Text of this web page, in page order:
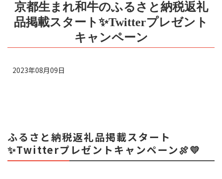
京都生まれ和牛のふるさと納税返礼
品掲載スタート✨Twitterプレゼント
キャンペーン
2023年08月09日
ふるさと納税返礼品掲載スタート
✨Twitterプレゼントキャンペーン🍖💛